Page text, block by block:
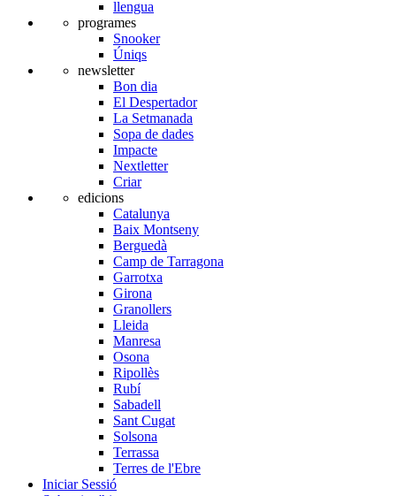
llengua
programes
Snooker
Úniqs
newsletter
Bon dia
El Despertador
La Setmanada
Sopa de dades
Impacte
Nextletter
Criar
edicions
Catalunya
Baix Montseny
Berguedà
Camp de Tarragona
Garrotxa
Girona
Granollers
Lleida
Manresa
Osona
Ripollès
Rubí
Sabadell
Sant Cugat
Solsona
Terrassa
Terres de l'Ebre
Iniciar Sessió